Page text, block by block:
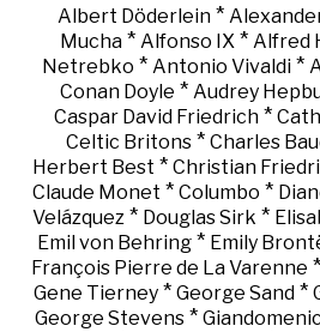
Albert Döderlein*
Mucha * Alfonso IX * Alfred
Netrebko * Antonio Vivaldi*
Conan Doyle * Audrey
Caspar David Friedrich*
Celtic Britons * Charles
Herbert Best * Christian
Claude Monet * Columbo *
Velázquez * Douglas Sirk *
Emil von Behring * Emily
François Pierre de La Varenne *
Gene Tierney * George Sand *
George Stevens *